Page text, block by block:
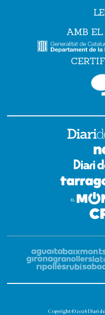
AMB EL
Copyright © 2026 Diari de